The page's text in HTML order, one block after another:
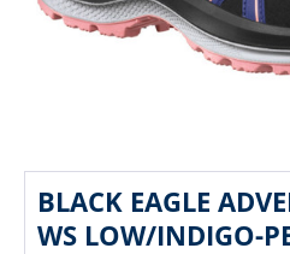
BLACK EAGLE
WS LOW/INDIGO-